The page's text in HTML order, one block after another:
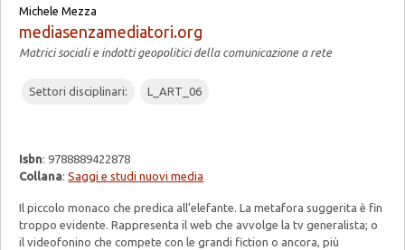
Michele Mezza
mediasenzamediatori.org
Matrici sociali e indotti geopolitici della comunicazione a rete
Settori disciplinari: L_ART_06
Isbn: 9788889422878
Collana:Saggi e studi nuovi media
Il piccolo monaco che predica all’elefante. La metafora suggerita è fin
troppo evidente. Rappresenta il web che avvolge la tv generalista; o
il videofonino che compete con le grandi fiction o ancora, più